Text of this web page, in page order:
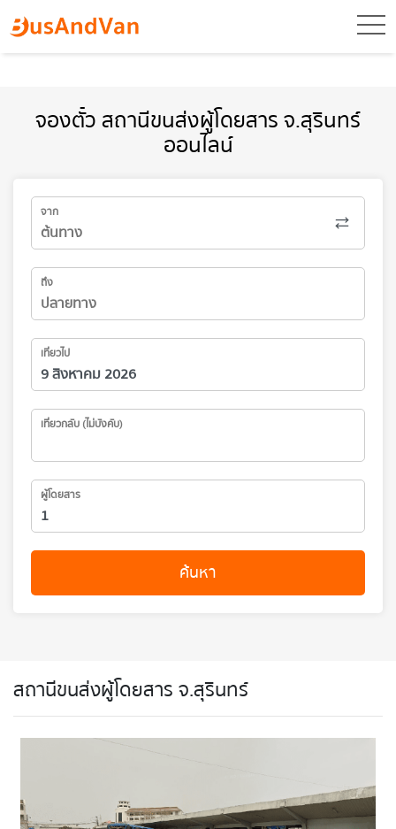
จองตั๋ว สถานีขนส่งผู้โดยสาร จ.สุรินทร์
ออนไลน์
จาก
ถึง
เที่ยวไป
เที่ยวกลับ (ไม่บังคับ)
ผู้โดยสาร
ค้นหา
สถานีขนส่งผู้โดยสาร จ.สุรินทร์